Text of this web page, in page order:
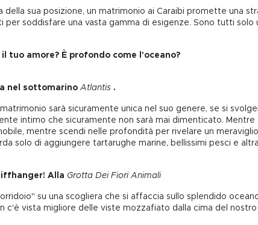
della sua posizione, un matrimonio ai Caraibi promette una
per soddisfare una vasta gamma di esigenze. Sono tutti solo
tuo amore? È profondo come l'oceano?
nel sottomarino Atlantis .
sarà sicuramente unica nel suo genere, se si
intimo che sicuramente non sarà mai dimenticato.
mentre scendi nelle profondità per rivelare un
solo di aggiungere tartarughe marine, bellissimi pesci e
Alla Grotta Dei Fiori Animali
su una scogliera che si affaccia sullo splendido
c'è vista migliore delle viste mozzafiato dalla cima del